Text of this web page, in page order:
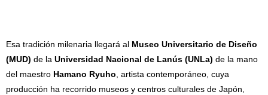
Esa tradición milenaria llegará al Museo Universitario de Diseño
(MUD) de la Universidad Nacional de Lanús (UNLa) de la mano
del maestro Hamano Ryuho, artista contemporáneo, cuya
producción ha recorrido museos y centros culturales de Japón,